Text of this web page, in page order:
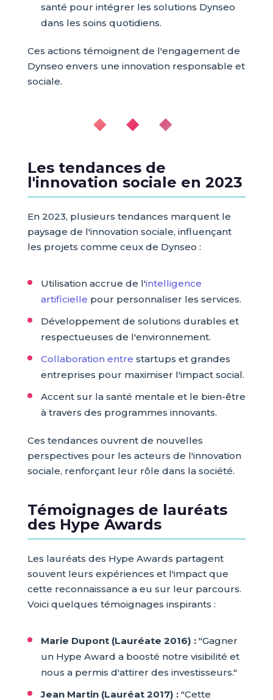
santé pour intégrer les solutions Dynseo
dans les soins quotidiens.
Ces actions témoignent de l'engagement de
Dynseo envers une innovation responsable et
sociale.
◆ ◆ ◆
Les tendances de
l'innovation sociale en 2023
En 2023, plusieurs tendances marquent le
paysage de l'innovation sociale, influençant
les projets comme ceux de Dynseo :
Utilisation accrue de l'intelligence
artificielle pour personnaliser les services.
Développement de solutions durables et
respectueuses de l'environnement.
Collaboration entre startups et grandes
entreprises pour maximiser l'impact social.
Accent sur la santé mentale et le bien-être
à travers des programmes innovants.
Ces tendances ouvrent de nouvelles
perspectives pour les acteurs de l'innovation
sociale, renforçant leur rôle dans la société.
Témoignages de lauréats
des Hype Awards
Les lauréats des Hype Awards partagent
souvent leurs expériences et l'impact que
cette reconnaissance a eu sur leur parcours.
Voici quelques témoignages inspirants :
Marie Dupont (Lauréate 2016) :"Gagner
un Hype Award a boosté notre visibilité et
nous a permis d'attirer des investisseurs."
Jean Martin (Lauréat 2017) :"Cette